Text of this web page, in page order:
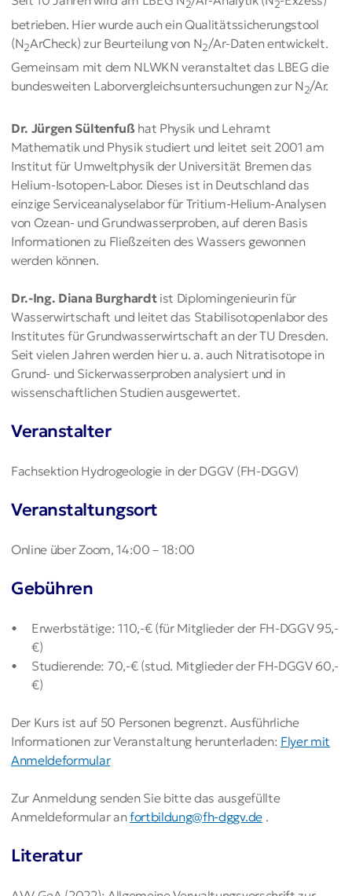
2 2
betrieben. Hier wurde auch ein Qualitätssicherungstool
(N2ArCheck) zur Beurteilung von N2/Ar-Daten entwickelt.
Gemeinsam mit dem NLWKN veranstaltet das LBEG die
bundesweiten Laborvergleichsuntersuchungen zur N2/Ar.
Dr. Jürgen Sültenfußhat Physik und Lehramt
Mathematik und Physik studiert und leitet seit 2001 am
Institut für Umweltphysik der Universität Bremen das
Helium-Isotopen-Labor. Dieses ist in Deutschland das
einzige Serviceanalyselabor für Tritium-Helium-Analysen
von Ozean- und Grundwasserproben, auf deren Basis
Informationen zu Fließzeiten des Wassers gewonnen
werden können.
Dr.-Ing. Diana Burghardtist Diplomingenieurin für
Wasserwirtschaft und leitet das Stabilisotopenlabor des
Institutes für Grundwasserwirtschaft an der TU Dresden.
Seit vielen Jahren werden hier u. a. auch Nitratisotope in
Grund- und Sickerwasserproben analysiert und in
wissenschaftlichen Studien ausgewertet.
Veranstalter
Fachsektion Hydrogeologie in der DGGV (FH-DGGV)
Veranstaltungsort
Online über Zoom, 14:00 – 18:00
Gebühren
Erwerbstätige: 110,-€ (für Mitglieder der FH-DGGV 95,-
€)
Studierende: 70,-€ (stud. Mitglieder der FH-DGGV 60,-
€)
Der Kurs ist auf 50 Personen begrenzt. Ausführliche
Informationen zur Veranstaltung herunterladen: Flyer mit
Anmeldeformular
Zur Anmeldung senden Sie bitte das ausgefüllte
Anmeldeformular anfortbildung@fh-dggv.de.
Literatur